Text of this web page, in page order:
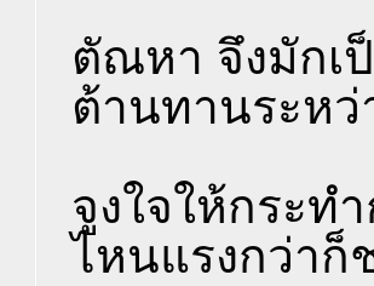
ตัณหา จึงมักเ
ต้านทานระหว่
จูงใจให้กระท
ไหนแรงกว่าก็